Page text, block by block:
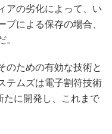
アの劣化によって、い
による保存の場合、
。
のための有効な技術と
テムズは電子割符技術
たに開発し、これまで